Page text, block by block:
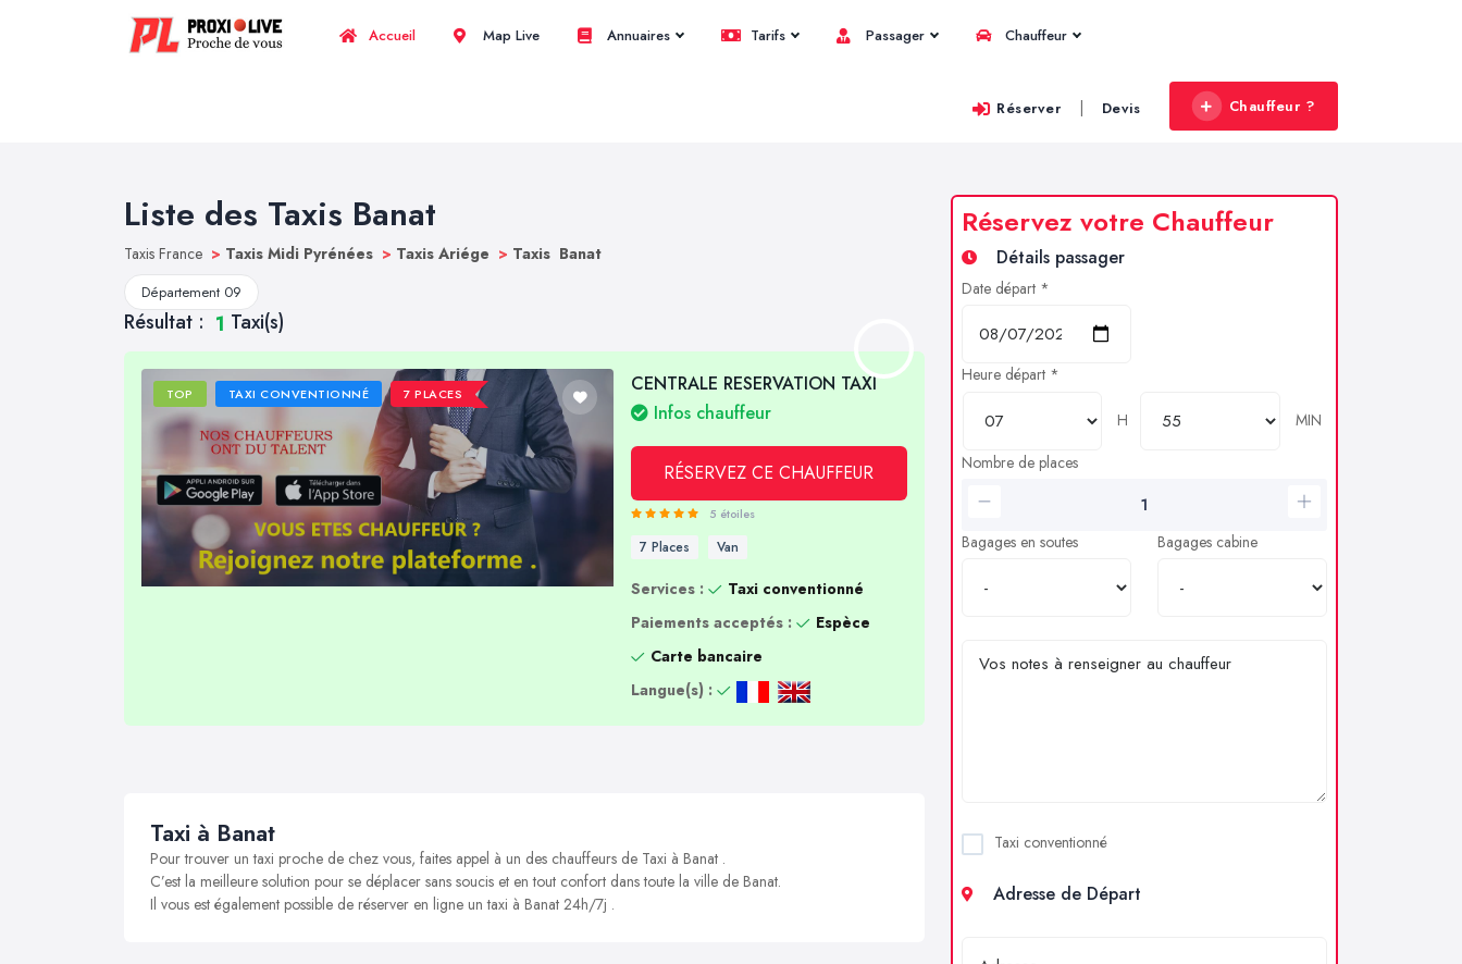
Accueil Map Live Annuaires Tarifs Passager Chauffeur
Réserver | Devis Chauffeur ?
Liste des Taxis Banat
Taxis France > Taxis Midi Pyrénées > Taxis Ariége > Taxis Banat
Département 09
Résultat : 1 Taxi(s)
TOP TAXI CONVENTIONNÉ 7 PLACES
CENTRALE RESERVATION TAXI
Infos chauffeur
RÉSERVEZ CE CHAUFFEUR
5 étoiles
7 Places Van
Services :
Taxi conventionné
Paiements acceptés :
Espèce
Carte bancaire
Langue(s) :
Taxi à Banat
Pour trouver un taxi proche de chez vous, faites appel à un des chauffeurs de Taxi à Banat .
C’est la meilleure solution pour se déplacer sans soucis et en tout confort dans toute la ville de Banat.
Il vous est également possible de réserver en ligne un taxi à Banat 24h/7j .
Réservez votre Chauffeur
Détails passager
Date départ *
Heure départ *
H
MIN
Nombre de places
Bagages en soutes Bagages cabine
Taxi conventionné
Adresse de Départ